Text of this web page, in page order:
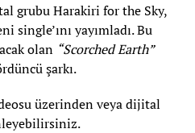
grubu Harakiri for the Sky,
single’ını yayımladı. Bu
olan “Scorched Earth”
şarkı.
üzerinden veya dijital